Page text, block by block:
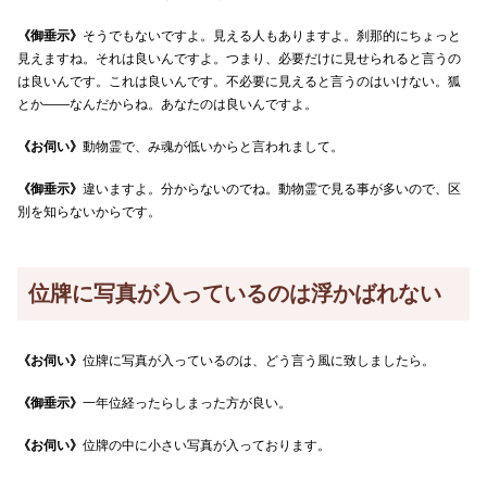
《御垂示》 そうでもないですよ。見える人もありますよ。刹那的にちょっと
見えますね。それは良いんですよ。つまり、必要だけに見せられると言うの
は良いんです。これは良いんです。不必要に見えると言うのはいけない。狐
とか――なんだからね。あなたのは良いんですよ。
《お伺い》 動物霊で、み魂が低いからと言われまして。
《御垂示》 違いますよ。分からないのでね。動物霊で見る事が多いので、区
別を知らないからです。
位牌に写真が入っているのは浮かばれない
《お伺い》 位牌に写真が入っているのは、どう言う風に致しましたら。
《御垂示》 一年位経ったらしまった方が良い。
《お伺い》 位牌の中に小さい写真が入っております。